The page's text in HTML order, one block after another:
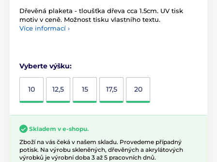
Dřevěná plaketa - tloušťka dřeva cca 1.5cm. UV tisk
motiv v ceně. Možnost tisku vlastního textu.
Více informací ›
Vyberte výšku:
10 12,5 15 17,5 20
Skladem v e-shopu.
Zboží na vás čeká v našem skladu. Provedeme případný
potisk. Na výrobu skleněných, dřevěných a akrylátových
výrobků je výrobní doba 3 až 5 pracovních dnů.